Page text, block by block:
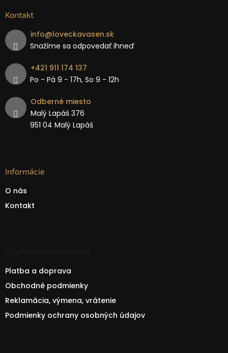
Kontakt
info@loveckavasen.sk
Snažíme sa odpovedať ihneď
+421 911 174 137
Po - Pá 9 − 17h, So 9 - 12h
Odberné miesto
Malý Lapáš 376
951 04 Malý Lapáš
Informácie
O nás
Kontakt
Platba a doprava
Obchodné podmienky
Reklamácia, výmena, vrátenie
Podmienky ochrany osobných údajov